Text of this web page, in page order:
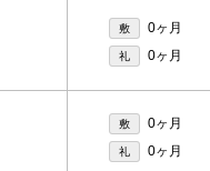
敷 0ヶ月
礼 0ヶ月
敷 0ヶ月
礼 0ヶ月